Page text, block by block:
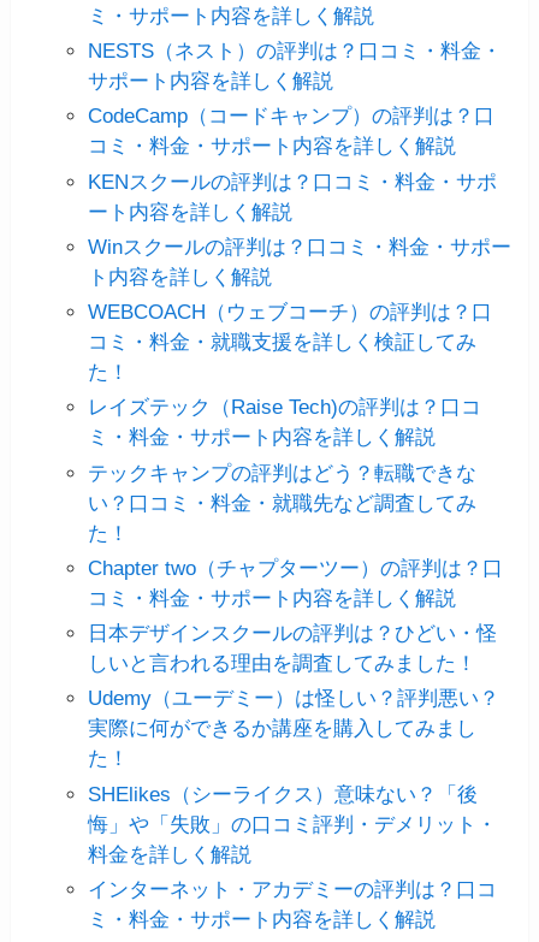
ミ・サポート内容を詳しく解説
NESTS（ネスト）の評判は？口コミ・料金・
サポート内容を詳しく解説
CodeCamp（コードキャンプ）の評判は？口
コミ・料金・サポート内容を詳しく解説
KENスクールの評判は？口コミ・料金・サポ
ート内容を詳しく解説
Winスクールの評判は？口コミ・料金・サポー
ト内容を詳しく解説
WEBCOACH（ウェブコーチ）の評判は？口
コミ・料金・就職支援を詳しく検証してみ
た！
レイズテック（Raise Tech)の評判は？口コ
ミ・料金・サポート内容を詳しく解説
テックキャンプの評判はどう？転職できな
い？口コミ・料金・就職先など調査してみ
た！
Chapter two（チャプターツー）の評判は？口
コミ・料金・サポート内容を詳しく解説
日本デザインスクールの評判は？ひどい・怪
しいと言われる理由を調査してみました！
Udemy（ユーデミー）は怪しい？評判悪い？
実際に何ができるか講座を購入してみまし
た！
SHElikes（シーライクス）意味ない？「後
悔」や「失敗」の口コミ評判・デメリット・
料金を詳しく解説
インターネット・アカデミーの評判は？口コ
ミ・料金・サポート内容を詳しく解説